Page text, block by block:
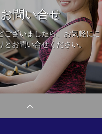
問い合せ
ございましたら、お気軽にこ
とお問い合せください。